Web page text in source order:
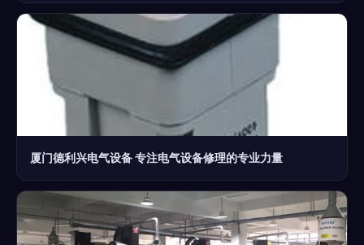
厦门德利兴电气设备 专注电气设备修理的专业力量